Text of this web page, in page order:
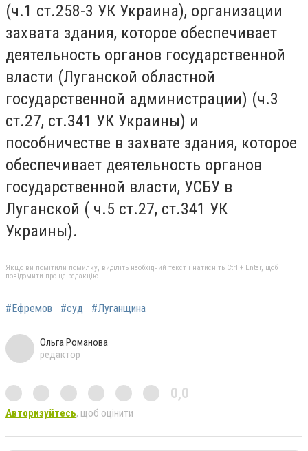
(ч.1 ст.258-3 УК Украина), организации
захвата здания, которое обеспечивает
деятельность органов государственной
власти (Луганской областной
государственной администрации) (ч.3
ст.27, ст.341 УК Украины) и
пособничестве в захвате здания, которое
обеспечивает деятельность органов
государственной власти, УСБУ в
Луганской ( ч.5 ст.27, ст.341 УК
Украины).
Якщо ви помітили помилку, виділіть необхідний текст і натисніть Ctrl + Enter, щоб
повідомити про це редакцію
#Ефремов #суд #Луганщина
Ольга Романова
редактор
0,0
Авторизуйтесь, щоб оцінити